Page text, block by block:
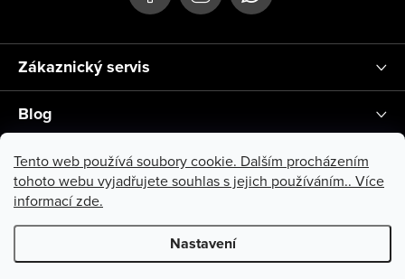
Tento web používá soubory cookie. Dalším procházením
tohoto webu vyjadřujete souhlas s jejich používáním.. Více
informacízde.
Nastavení
Zákaznický servis
Blog
Instagram